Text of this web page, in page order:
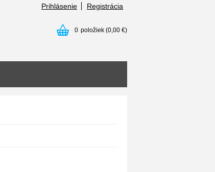
Prihlásenie Registrácia
0 položiek (0,00 €)